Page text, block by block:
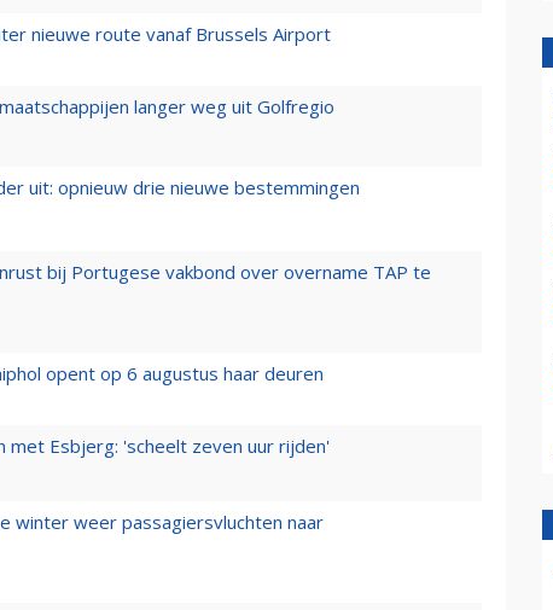
nieuwe route vanaf Brussels Airport
langer weg uit Golfregio
uit: opnieuw drie nieuwe bestemmingen
bij Portugese vakbond over overname TAP te
opent op 6 augustus haar deuren
met Esbjerg: 'scheelt zeven uur rijden'
winter weer passagiersvluchten naar